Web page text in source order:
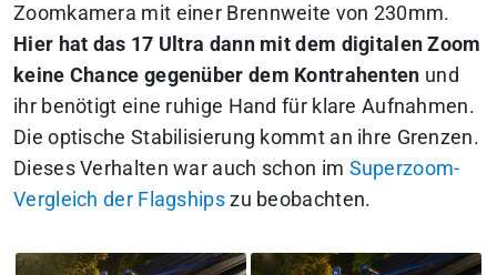
Zoomkamera mit einer Brennweite von 230mm.
Hier hat das 17 Ultra dann mit dem digitalen Zoom
keine Chance gegenüber dem Kontrahenten und
ihr benötigt eine ruhige Hand für klare Aufnahmen.
Die optische Stabilisierung kommt an ihre Grenzen.
Dieses Verhalten war auch schon im Superzoom-
Vergleich der Flagshipszu beobachten.